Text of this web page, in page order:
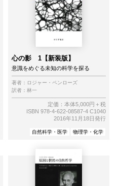
心の影 1【新装版】
意識をめぐる未知の科学を探る
著者： ロジャー・ペンローズ
訳者： 林一
定価：本体5,000円＋税
ISBN 978-4-622-08587-4 C1040
2016年11月18日発行
自然科学・医学 物理学・化学